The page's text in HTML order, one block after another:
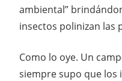
ambiental”
insectos polinizan las
Como lo oye. Un
siempre supo que los